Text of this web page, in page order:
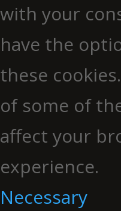
with your
have the
these
of some of
affect your
experience.
Necessary